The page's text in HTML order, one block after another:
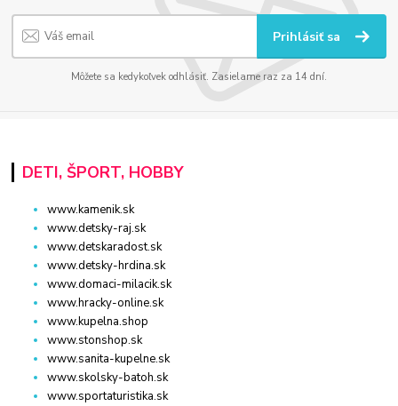
Prihlásiť sa
Môžete sa kedykoľvek odhlásiť. Zasielame raz za 14 dní.
DETI, ŠPORT, HOBBY
www.kamenik.sk
www.detsky-raj.sk
www.detskaradost.sk
www.detsky-hrdina.sk
www.domaci-milacik.sk
www.hracky-online.sk
www.kupelna.shop
www.stonshop.sk
www.sanita-kupelne.sk
www.skolsky-batoh.sk
www.sportaturistika.sk